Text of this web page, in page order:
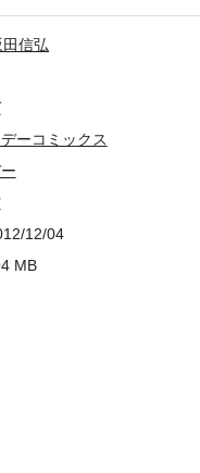
田信弘
ーコミックス
12/04
MB